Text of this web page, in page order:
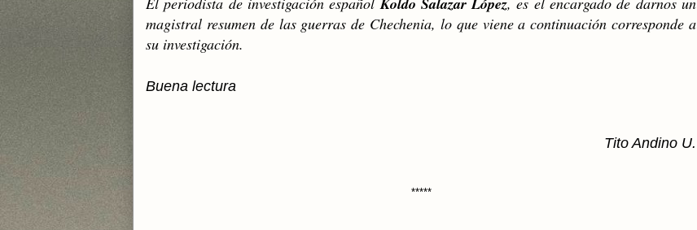
magistral resumen de las guerras de Chechenia, lo que viene a continuación corresponde a
su investigación.
Buena lectura
Tito Andino U.
*****